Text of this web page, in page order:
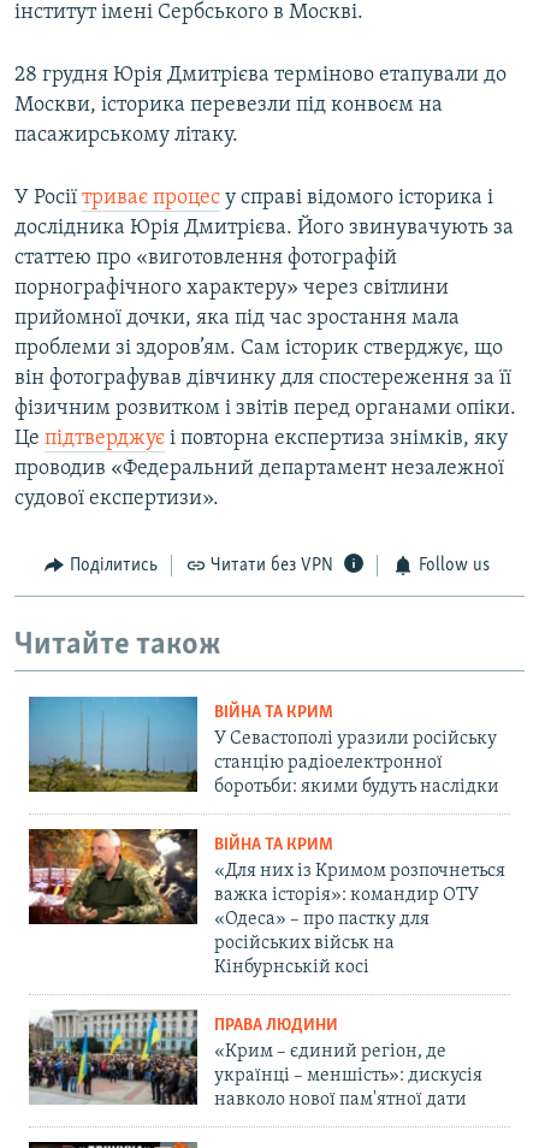
інститут імені Сербського в Москві.
28 грудня Юрія Дмитрієва терміново етапували до
Москви, історика перевезли під конвоєм на
пасажирському літаку.
У Росії триває процес у справі відомого історика і
дослідника Юрія Дмитрієва. Його звинувачують за
статтею про «виготовлення фотографій
порнографічного характеру» через світлини
прийомної дочки, яка під час зростання мала
проблеми зі здоров’ям. Сам історик стверджує, що
він фотографував дівчинку для спостереження за її
фізичним розвитком і звітів перед органами опіки.
Це підтверджує і повторна експертиза знімків, яку
проводив «Федеральний департамент незалежної
судової експертизи».
Поділитись Читати без VPN Follow us
Читайте також
ВІЙНА ТА КРИМ
У Севастополі уразили російську
станцію радіоелектронної
боротьби: якими будуть наслідки
ВІЙНА ТА КРИМ
«Для них із Кримом розпочнеться
важка історія»: командир ОТУ
«Одеса» – про пастку для
російських військ на
Кінбурнській косі
ПРАВА ЛЮДИНИ
«Крим – єдиний регіон, де
українці – меншість»: дискусія
навколо нової пам'ятної дати